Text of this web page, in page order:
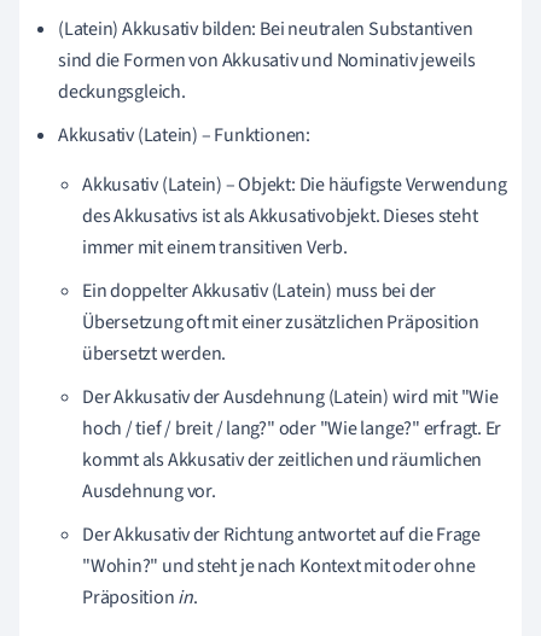
(Latein) Akkusativ bilden: Bei neutralen Substantiven
sind die Formen von Akkusativ und Nominativ jeweils
deckungsgleich.
Akkusativ (Latein) – Funktionen:
Akkusativ (Latein) – Objekt: Die häufigste Verwendung
des Akkusativs ist als Akkusativobjekt. Dieses steht
immer mit einem transitiven Verb.
Ein doppelter Akkusativ (Latein) muss bei der
Übersetzung oft mit einer zusätzlichen Präposition
übersetzt werden.
Der Akkusativ der Ausdehnung (Latein) wird mit "Wie
hoch / tief / breit / lang?" oder "Wie lange?" erfragt. Er
kommt als Akkusativ der zeitlichen und räumlichen
Ausdehnung vor.
Der Akkusativ der Richtung antwortet auf die Frage
"Wohin?" und steht je nach Kontext mit oder ohne
Präpositionin.